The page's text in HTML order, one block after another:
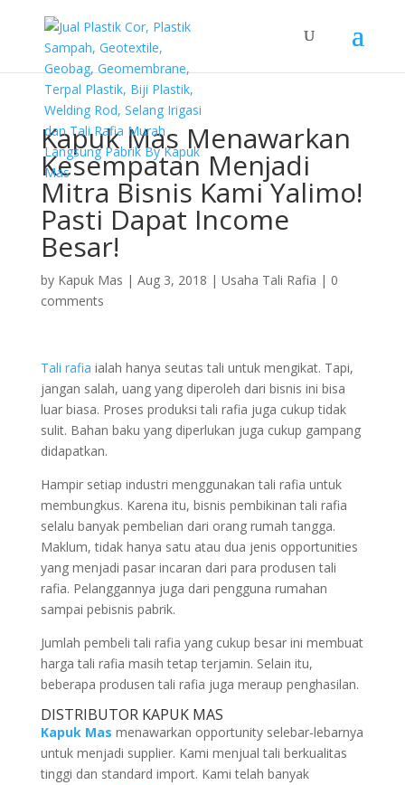
Kapuk Mas Menawarkan
Kesempatan Menjadi
Mitra Bisnis Kami Yalimo!
Pasti Dapat Income
Besar!
by Kapuk Mas | Aug 3, 2018 | Usaha Tali Rafia | 0
comments
Tali rafia ialah hanya seutas tali untuk mengikat. Tapi,
jangan salah, uang yang diperoleh dari bisnis ini bisa
luar biasa. Proses produksi tali rafia juga cukup tidak
sulit. Bahan baku yang diperlukan juga cukup gampang
didapatkan.
Hampir setiap industri menggunakan tali rafia untuk
membungkus. Karena itu, bisnis pembikinan tali rafia
selalu banyak pembelian dari orang rumah tangga.
Maklum, tidak hanya satu atau dua jenis opportunities
yang menjadi pasar incaran dari para produsen tali
rafia. Pelanggannya juga dari pengguna rumahan
sampai pebisnis pabrik.
Jumlah pembeli tali rafia yang cukup besar ini membuat
harga tali rafia masih tetap terjamin. Selain itu,
beberapa produsen tali rafia juga meraup penghasilan.
DISTRIBUTOR KAPUK MAS
Kapuk Mas menawarkan opportunity selebar-lebarnya
untuk menjadi supplier. Kami menjual tali berkualitas
tinggi dan standard import. Kami telah banyak